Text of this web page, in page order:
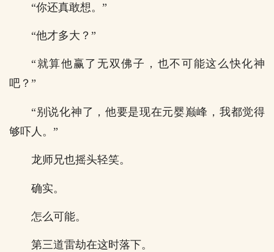
“你还真敢想。”
“他才多大？”
“就算他赢了无双佛子，也不可能这么快化神
吧？”
“别说化神了，他要是现在元婴巅峰，我都觉得
够吓人。”
龙师兄也摇头轻笑。
确实。
怎么可能。
第三道雷劫在这时落下。